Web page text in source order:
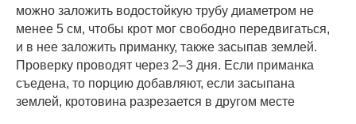
можно заложить водостойкую трубу диаметром не
менее 5 см, чтобы крот мог свободно передвигаться,
и в нее заложить приманку, также засыпав землей.
Проверку проводят через 2–3 дня. Если приманка
съедена, то порцию добавляют, если засыпана
землей, кротовина разрезается в другом месте